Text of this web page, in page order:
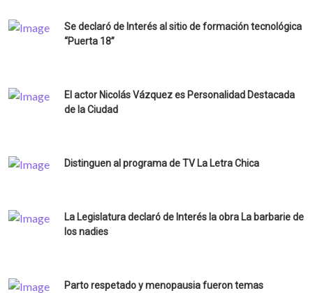
Se declaró de Interés al sitio de formación tecnológica
“Puerta 18”
El actor Nicolás Vázquez es Personalidad Destacada
de la Ciudad
Distinguen al programa de TV La Letra Chica
La Legislatura declaró de Interés la obra La barbarie de
los nadies
Parto respetado y menopausia fueron temas